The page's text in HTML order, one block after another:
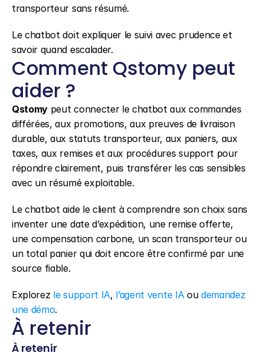
transporteur sans résumé.
Le chatbot doit expliquer le suivi avec prudence et
savoir quand escalader.
Comment Qstomy peut
aider ?
Qstomy peut connecter le chatbot aux commandes
différées, aux promotions, aux preuves de livraison
durable, aux statuts transporteur, aux paniers, aux
taxes, aux remises et aux procédures support pour
répondre clairement, puis transférer les cas sensibles
avec un résumé exploitable.
Le chatbot aide le client à comprendre son choix sans
inventer une date d’expédition, une remise offerte,
une compensation carbone, un scan transporteur ou
un total panier qui doit encore être confirmé par une
source fiable.
Explorez le support IA, l’agent vente IA ou demandez
une démo.
À retenir
À retenir